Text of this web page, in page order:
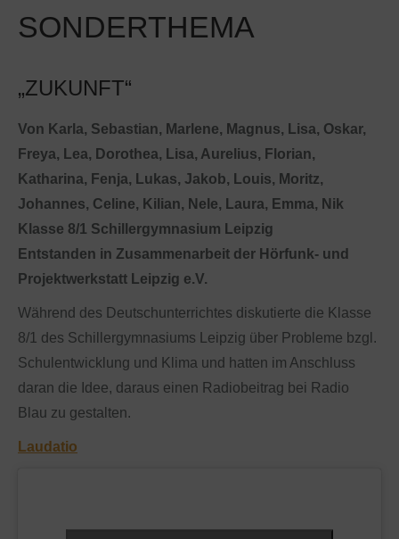
SONDERTHEMA
„ZUKUNFT“
Von Karla, Sebastian, Marlene, Magnus, Lisa, Oskar,
Freya, Lea, Dorothea, Lisa, Aurelius, Florian,
Katharina, Fenja, Lukas, Jakob, Louis, Moritz,
Johannes, Celine, Kilian, Nele, Laura, Emma, Nik
Klasse 8/1 Schillergymnasium Leipzig
Entstanden in Zusammenarbeit der Hörfunk- und
Projektwerkstatt Leipzig e.V.
Während des Deutschunterrichtes diskutierte die Klasse
8/1 des Schillergymnasiums Leipzig über Probleme bzgl.
Schulentwicklung und Klima und hatten im Anschluss
daran die Idee, daraus einen Radiobeitrag bei Radio
Blau zu gestalten.
Laudatio